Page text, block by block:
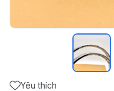
Yêu thích